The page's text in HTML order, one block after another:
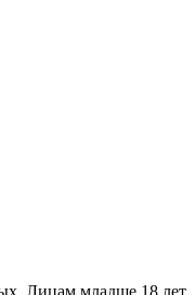
Лицам младше 18 лет